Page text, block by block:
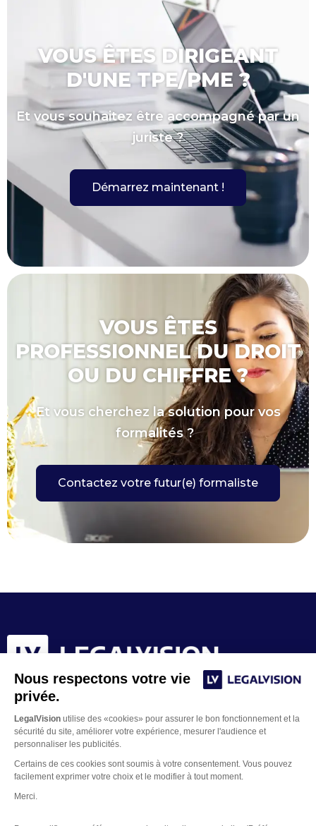
Nous respectons votre vie
privée.
LegalVision utilise des «cookies» pour assurer le bon fonctionnement et la
sécurité du site, améliorer votre expérience, mesurer l'audience et
personnaliser les publicités.
Certains de ces cookies sont soumis à votre consentement. Vous pouvez
facilement exprimer votre choix et le modifier à tout moment.
Merci.
VOUS ÊTES DIRIGEANT
D'UNE TPE/PME ?
Et vous souhaitez être accompagné par un
juriste ?
Démarrez maintenant !
VOUS ÊTES
PROFESSIONNEL DU DROIT
OU DU CHIFFRE ?
Et vous cherchez la solution pour vos
formalités ?
Contactez votre futur(e) formaliste